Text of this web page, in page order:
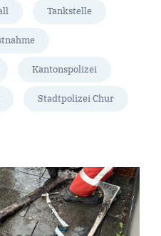
Tankstelle
Kantonspolizei
Stadtpolizei Chur